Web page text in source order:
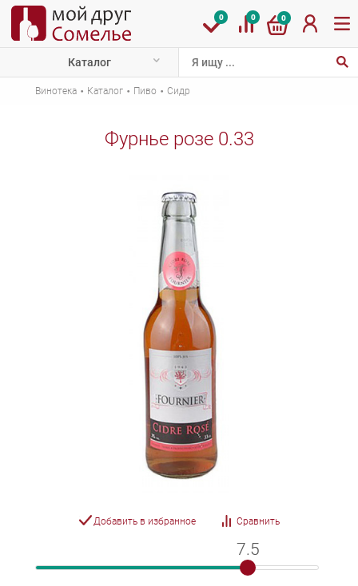
0 0 0
Каталог
Винотека · Каталог · Пиво · Сидр
Фурнье розе 0.33
Добавить в избранное Сравнить
7.5
7.5